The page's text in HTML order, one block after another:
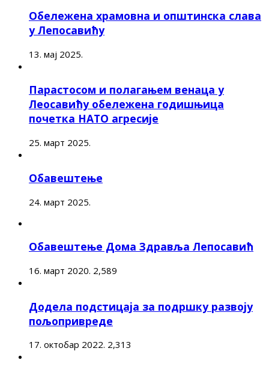
Обележена храмовна и општинска слава
у Лепосавићу
13. мај 2025.
Парастосом и полагањем венаца у
Леосавићу обележена годишњица
почетка НАТО агресије
25. март 2025.
Обавештење
24. март 2025.
Обавештење Дома Здравља Лепосавић
16. март 2020. 2,589
Додела подстицаја за подршку развоју
пољопривреде
17. октобар 2022. 2,313